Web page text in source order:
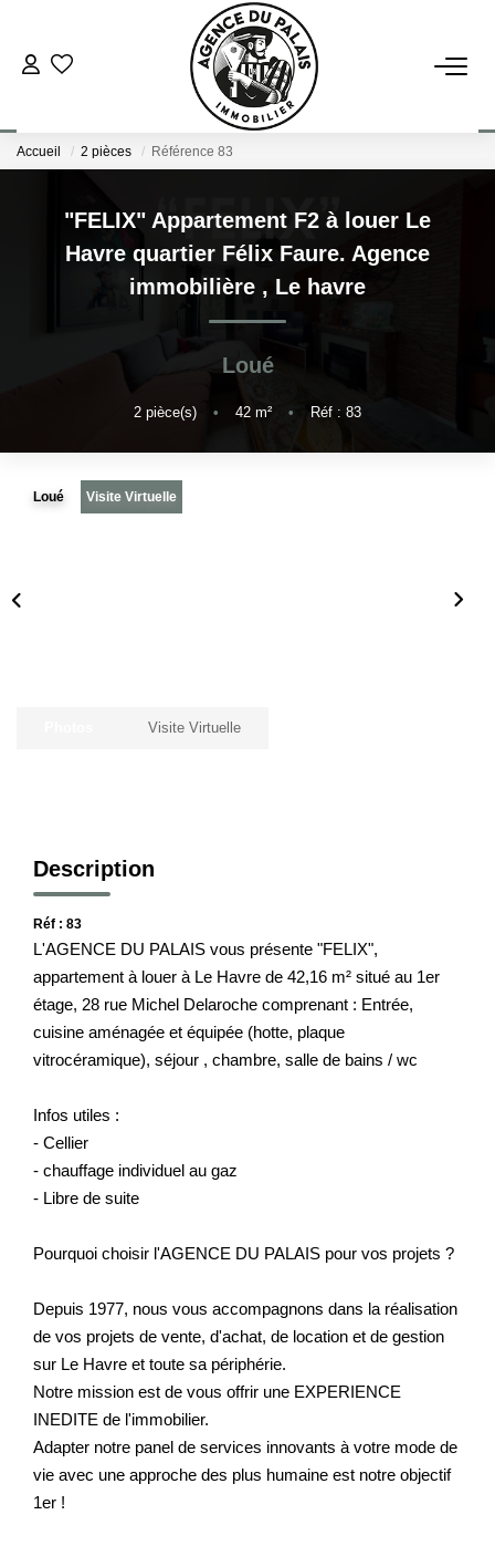
NOS BIENS
ESTIMATION
BLOG : NOS ACTUS IMMO !
Accueil 2 pièces Référence 83
"FELIX" Appartement F2 à louer Le
Havre quartier Félix Faure. Agence
immobilière , Le havre
Loué
2 pièce(s) • 42 m² • Réf : 83
Loué Visite Virtuelle
Visite Virtuelle
Description
Réf : 83
L'AGENCE DU PALAIS vous présente "FELIX",
appartement à louer à Le Havre de 42,16 m² situé au 1er
étage, 28 rue Michel Delaroche comprenant : Entrée,
cuisine aménagée et équipée (hotte, plaque
vitrocéramique), séjour , chambre, salle de bains / wc
Infos utiles :
- Cellier
- chauffage individuel au gaz
- Libre de suite
Pourquoi choisir l'AGENCE DU PALAIS pour vos projets ?
Depuis 1977, nous vous accompagnons dans la réalisation
de vos projets de vente, d'achat, de location et de gestion
sur Le Havre et toute sa périphérie.
Notre mission est de vous offrir une EXPERIENCE
INEDITE de l'immobilier.
Adapter notre panel de services innovants à votre mode de
vie avec une approche des plus humaine est notre objectif
1er !